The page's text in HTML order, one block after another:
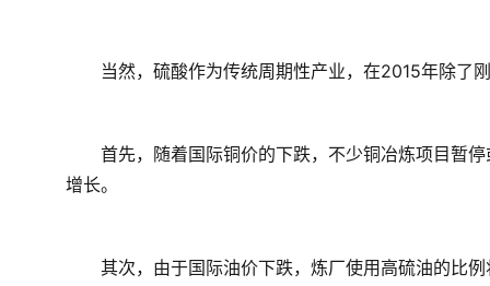
当然，硫酸作为传统周期性产业，在2015年除了
首先，随着国际铜价的下跌，不少铜冶炼项目暂停
增长。
其次，由于国际油价下跌，炼厂使用高硫油的比例